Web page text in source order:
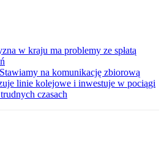
w kraju ma problemy ze spłatą
na komunikację zbiorową
linie kolejowe i inwestuje w pociągi
czasach